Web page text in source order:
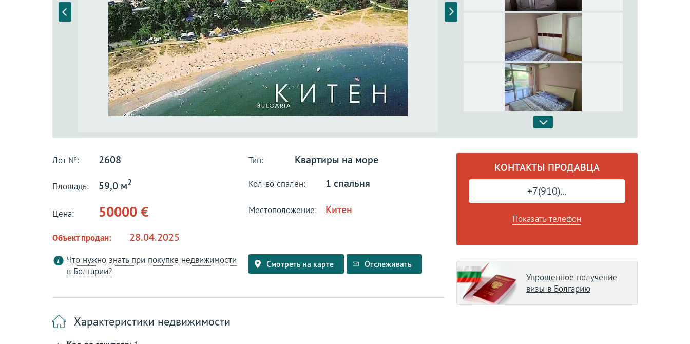
Лот №: 2608 Тип: Квартиры на море
Площадь: 59,0 м2 Кол-во спален: 1 спальня
Цена: 50000 € Местоположение: Китен
Объект продан: 28.04.2025
Что нужно знать при покупке недвижимости
в Болгарии?
Смотреть на карте Отслеживать
Характеристики недвижимости
КОНТАКТЫ ПРОДАВЦА
+7(910)...
Показать телефон
Упрощенное получение
визы в Болгарию